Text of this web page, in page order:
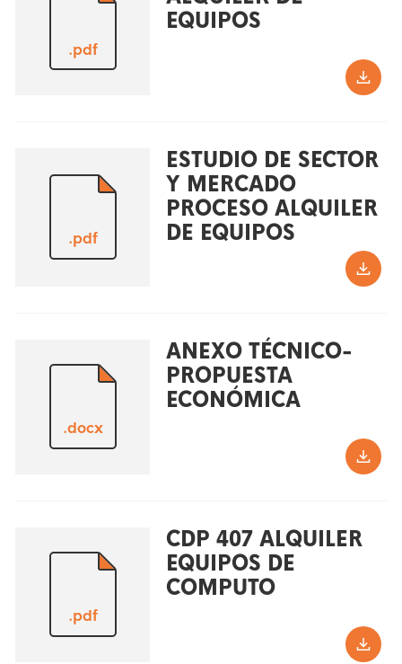
.pdf
EQUIPOS
.pdf
ESTUDIO DE SECTOR
Y MERCADO
PROCESO ALQUILER
DE EQUIPOS
.docx
ANEXO TÉCNICO-
PROPUESTA
ECONÓMICA
.pdf
CDP 407 ALQUILER
EQUIPOS DE
COMPUTO